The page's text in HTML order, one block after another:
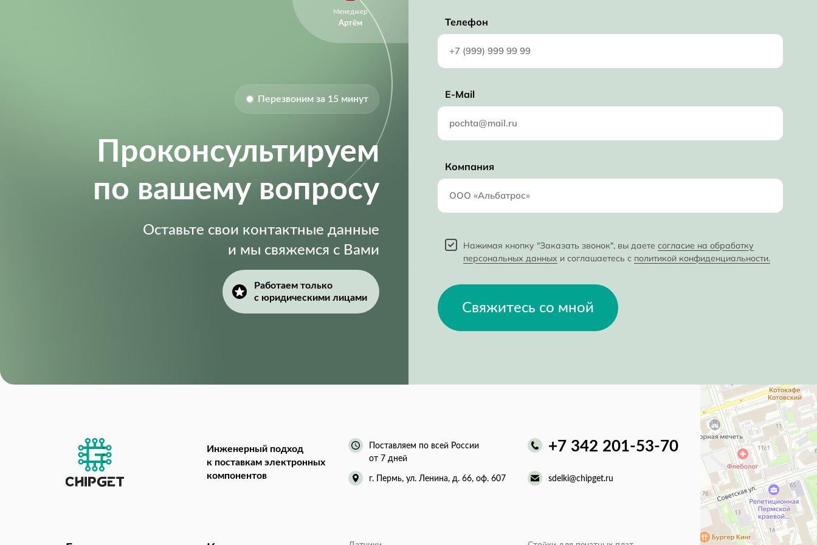
Менеджер
Артём
Перезвоним за 15 минут
Проконсультируем
по вашему вопросу
Оставьте свои контактные данные
и мы свяжемся с Вами
Работаем только
с юридическими лицами
Телефон
E-Mail
Компания
Нажимая кнопку "Заказать звонок", вы даете согласие на обработку
персональных данных и соглашаетесь с политикой конфиденциальности.
Свяжитесь со мной
Инженерный подход
к поставкам электронных
компонентов
Поставляем по всей России
от 7 дней
+7 342 201-53-70
г. Пермь, ул. Ленина, д. 66, оф. 607 sdelki@chipget.ru